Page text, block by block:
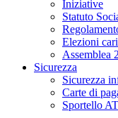
Iniziative
Statuto
Elezioni
Assemblea
Sicurezza
Sicurezza
Carte di
Sportello